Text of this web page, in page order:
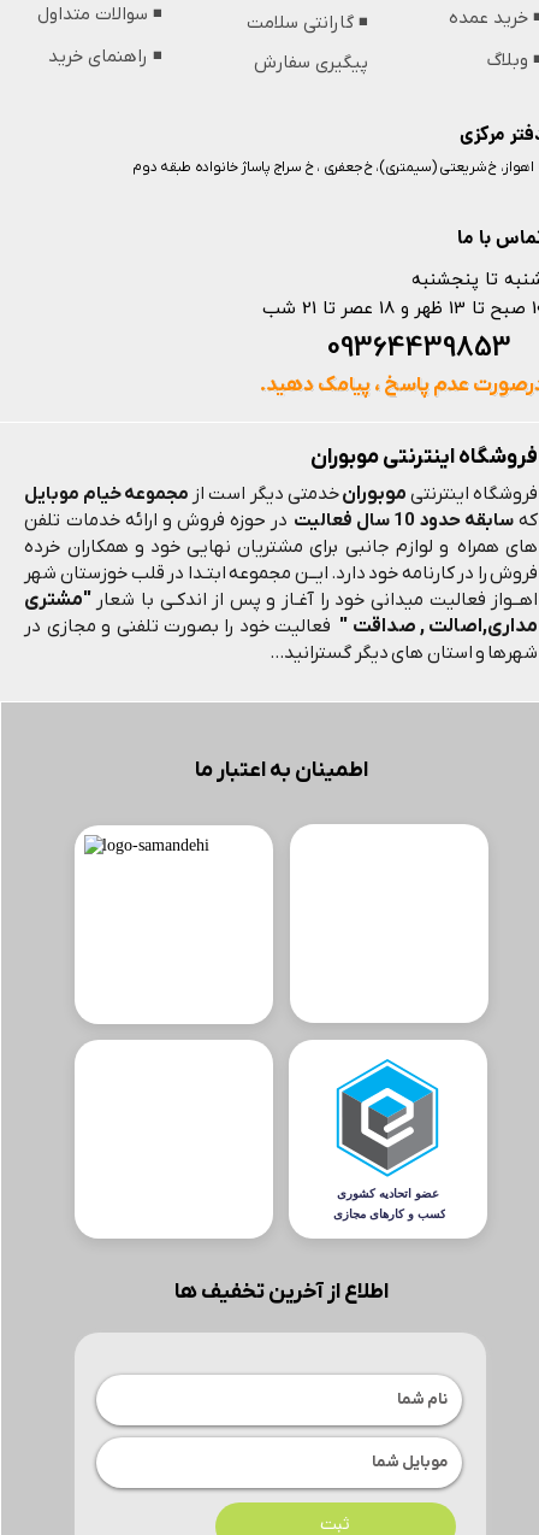
فروشگاه اینترنتی موبوران
فروشگاه اینترنتی موبورانخدمتی دیگر است از مجموعه خیام موبایل
که سابقه حدود 10 سال فعالیت
در حوزه فروش و ارائه خدمات تلفن
های همراه و لوازم جانبی برای مشتریان نهایی خود و همکاران خرده
فروش را در کارنامه خود دارد. ایــن مجموعه ابتـدا در قلب خوزستان شهر
اهــواز فعالیت میدانی خود را آغـاز و پس از اندکـی با شعار "مشتری
مداری,اصالت , صداقت " فعالیت خود را بصورت تلفنی و مجازی در
شهرها و استان های دیگر گسترانید...
اطمینان به اعتبار ما
اطلاع از آخرین تخفیف ها
ثبت
مرکزی
با ما
اهواز، خ شریعتی (سیمتری)، خ جعفری ، خ سراج پاساژ خانواده طبقه دوم
تا پنجشنبه
تا 21 شب
عدم پاسخ ، پیامک دهید.
◾️ سوالات متداول
◾️ راهنمای خرید
خرید عمده
وبلاگ
◾️ گارانتی سلامت
پیگیری سفارش